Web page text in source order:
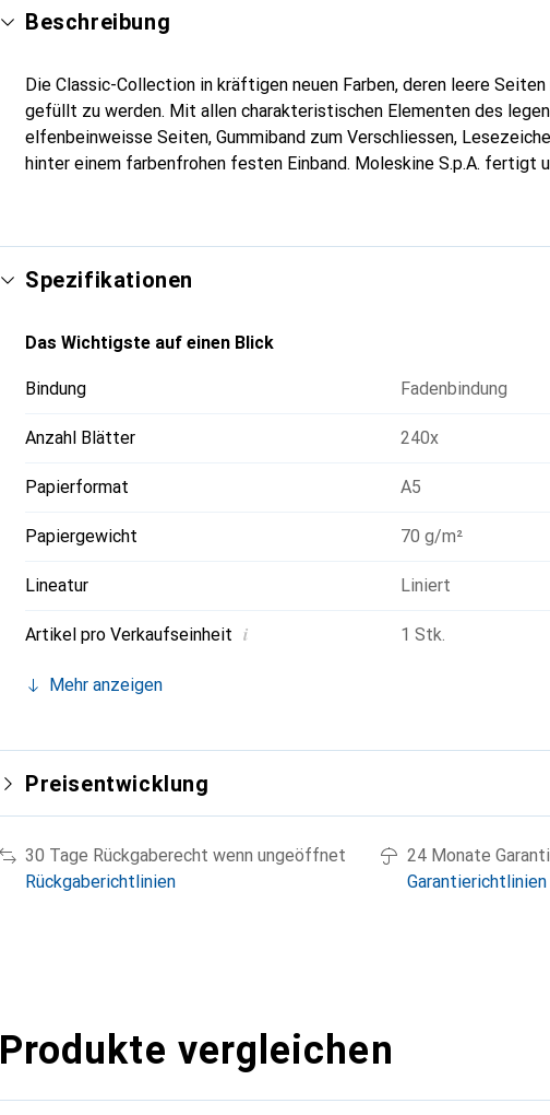
Beschreibung
Die Classic-Collection in kräftigen neuen Farben, deren leere
gefüllt zu werden. Mit allen charakteristischen Elementen des
elfenbeinweisse Seiten, Gummiband zum Verschliessen,
hinter einem farbenfrohen festen Einband. Moleskine S.p.A.
Spezifikationen
Das Wichtigste auf einen Blick
Bindung Fadenbindung
Anzahl Blätter 240x
Papierformat A5
Papiergewicht 70 g/m²
Lineatur Liniert
Artikel pro Verkaufseinheit i 1 Stk.
Mehr anzeigen
Preisentwicklung
30 Tage Rückgaberecht wenn ungeöffnet
Rückgaberichtlinien
24 Monate
Garantierichtlinien
Produkte vergleichen